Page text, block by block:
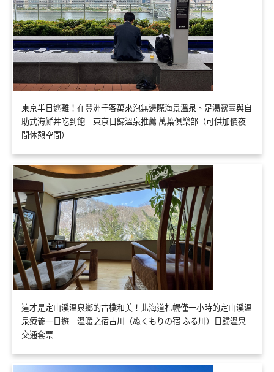
東京半日逃離！在豐洲千客萬來泡無邊際海景溫泉、足湯露臺與自
助式海鮮丼吃到飽｜東京日歸溫泉推薦 萬葉俱樂部（可供加價夜
間休憩空間）
這才是定山溪溫泉鄉的古樸和美！北海道札幌僅一小時的定山溪溫
泉療養一日遊｜溫暖之宿古川（ぬくもりの宿 ふる川）日歸溫泉
交通套票